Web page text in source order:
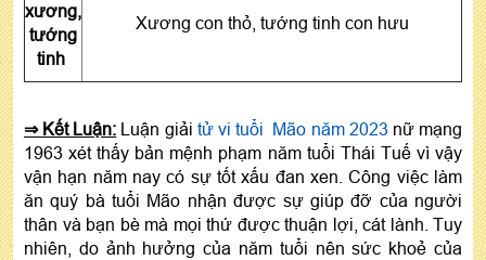
xương,
tướng
tinh
Xương con thỏ, tướng tinh con hưu
⇒ Kết Luận: Luận giải tử vi tuổi Mão năm 2023nữ mạng
1963 xét thấy bản mệnh phạm năm tuổi Thái Tuế vì vậy
vận hạn năm nay có sự tốt xấu đan xen. Công việc làm
ăn quý bà tuổi Mão nhận được sự giúp đỡ của người
thân và bạn bè mà mọi thứ được thuận lợi, cát lành. Tuy
nhiên, do ảnh hưởng của năm tuổi nên sức khoẻ của